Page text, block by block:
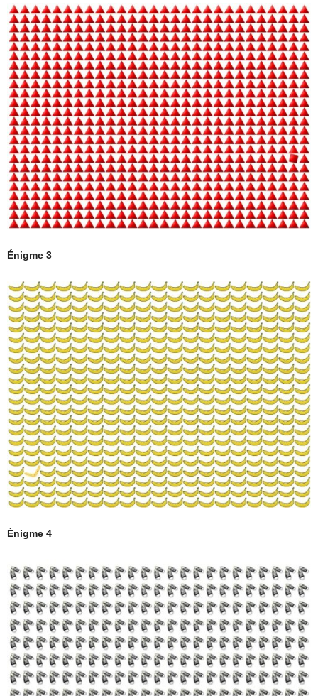
Énigme 3
Énigme 4